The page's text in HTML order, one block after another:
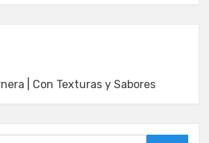
| Con Texturas y Sabores